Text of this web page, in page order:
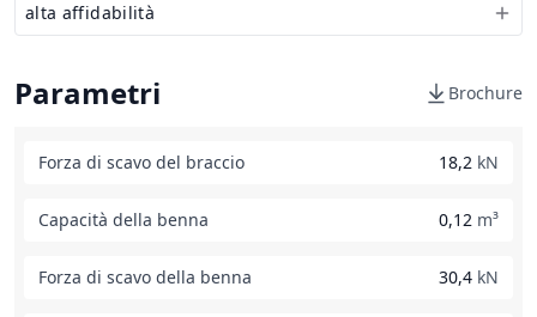
alta affidabilità
Parametri Brochure
Forza di scavo del braccio 18,2 kN
Capacità della benna 0,12 m³
Forza di scavo della benna 30,4 kN